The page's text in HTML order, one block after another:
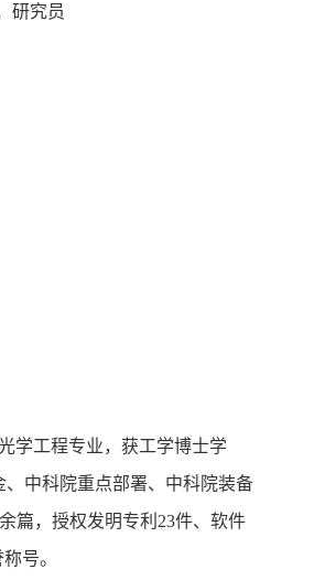
研究员
学工程专业，获工学博士学
中科院重点部署、中科院装备
篇，授权发明专利23件、软件
号。